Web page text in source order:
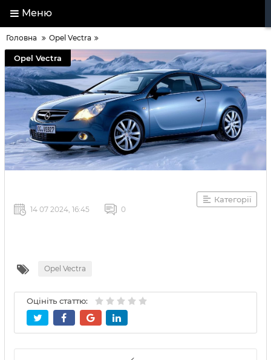
Меню
Головна Opel Vectra
Opel Vectra
Категорії
14 07 2024, 16:45 0
Opel Vectra
Оцініть статтю: